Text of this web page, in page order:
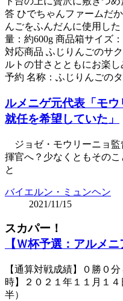
答 ひでちゃんファームだ
んごをふんだんに使用し
量：約600g 商品箱サイズ
対応商品 ふじりんごのサ
ルトの甘さとともにお楽
予約 名称：ふじりんごの
ルメニゲ元代表「モ
就任を希望していた」
ジョゼ・モウリーニョ監
揮官へ？少なくともその
と
バイエルン・ミュンヘン
2021/11/15
スカパー！
【Ｗ杯予選：アルメニ
【通算対戦成績】０勝０
時】２０２１年１１月１
半）